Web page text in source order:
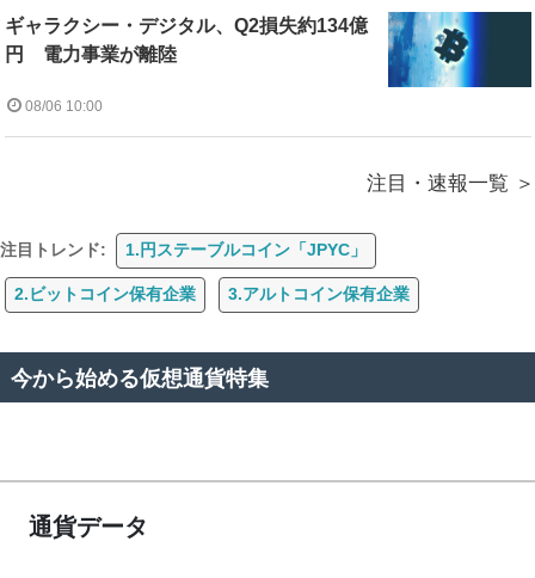
ギャラクシー・デジタル、Q2損失約134億
円 電力事業が離陸
08/06 10:00
注目・速報一覧
注目トレンド: 1.円ステーブルコイン「JPYC」
2.ビットコイン保有企業 3.アルトコイン保有企業
今から始める仮想通貨特集
通貨データ